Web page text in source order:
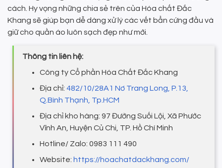
cách. Hy vọng những chia sẻ trên của Hóa chất Đắc
Khang sẽ giúp bạn dễ dàng xử lý các vết bẩn cứng đầu và
giữ cho quần áo luôn sạch đẹp như mới.
Thông tin liên hệ:
Công ty Cổ phần Hóa Chất Đắc Khang
Địa chỉ: 482/10/28A1 Nơ Trang Long, P.13,
Q.Bình Thạnh, Tp.HCM
Địa chỉ kho hàng: 97 Đường Suối Lội, Xã Phước
Vĩnh An, Huyện Củ Chi, TP. Hồ Chí Minh
Hotline/ Zalo: 0983 111 490
Website: https://hoachatdackhang.com/